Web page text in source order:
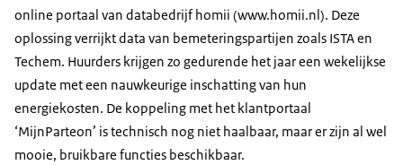
online portaal van databedrijf homii (www.homii.nl). Deze
oplossing verrijkt data van bemeteringspartijen zoals ISTA en
Techem. Huurders krijgen zo gedurende het jaar een wekelijkse
update met een nauwkeurige inschatting van hun
energiekosten. De koppeling met het klantportaal
‘MijnParteon’ is technisch nog niet haalbaar, maar er zijn al wel
mooie, bruikbare functies beschikbaar.